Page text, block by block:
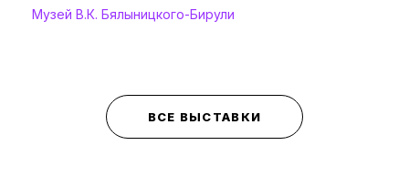
Музей В.К. Бялыницкого-Бирули
ВСЕ ВЫСТАВКИ